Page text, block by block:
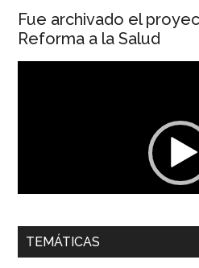
Fue archivado el
Reforma a la Salud
00:00
Dra. Carolina Corcho Mejía,
TEMÁTICAS